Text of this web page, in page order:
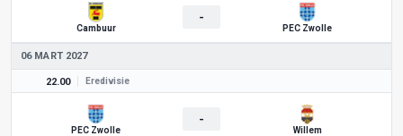
Cambuur
-
PEC Zwolle
06 MART 2027
22.00 Eredivisie
PEC Zwolle
-
Willem